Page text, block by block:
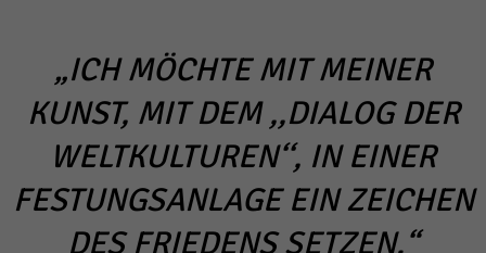
„ICH MÖCHTE MIT MEINER
KUNST, MIT DEM ,,DIALOG DER
WELTKULTUREN‘‘, IN EINER
FESTUNGSANLAGE EIN ZEICHEN
DES FRIEDENS SETZEN.“
Cookie-Informationen anzeigen
powered by Borlabs Cookie